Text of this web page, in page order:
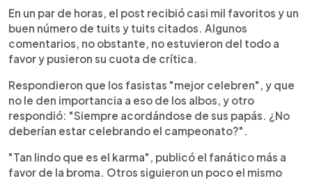
En un par de horas, el post recibió casi mil favoritos y un
buen número de tuits y tuits citados. Algunos
comentarios, no obstante, no estuvieron del todo a
favor y pusieron su cuota de crítica.
Respondieron que los fasistas "mejor celebren", y que
no le den importancia a eso de los albos, y otro
respondió: "Siempre acordándose de sus papás. ¿No
deberían estar celebrando el campeonato?".
"Tan lindo que es el karma", publicó el fanático más a
favor de la broma. Otros siguieron un poco el mismo